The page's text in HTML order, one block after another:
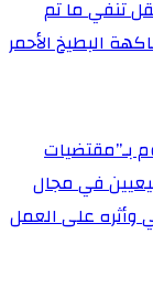
تنفي ما تم
البطيخ الأحمر
بـ”مقتضيات
في مجال
وأثره على العمل